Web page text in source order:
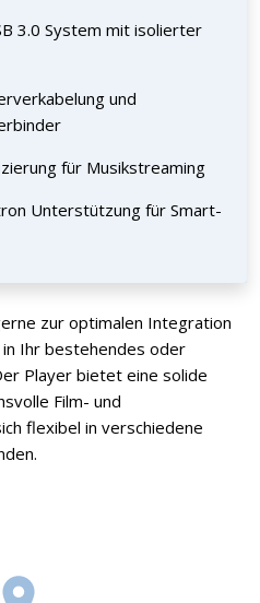
3.0 System mit isolierter
und
für Musikstreaming
Unterstützung für Smart-
zur optimalen Integration
Ihr bestehendes oder
Player bietet eine solide
Film- und
flexibel in verschiedene